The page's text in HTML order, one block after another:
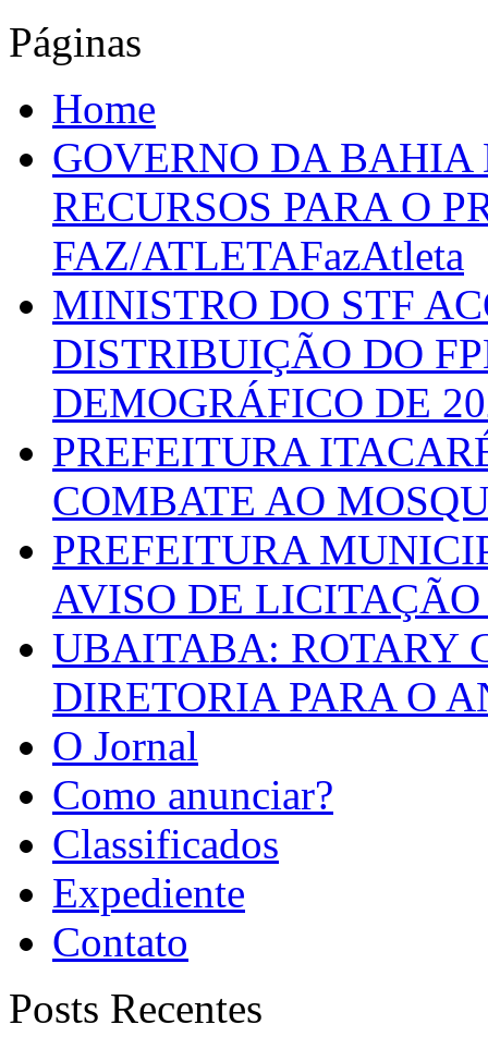
Páginas
Home
GOVERNO DA
RECURSOS PARA O
FAZ/ATLETAFazAtleta
MINISTRO DO STF
DISTRIBUIÇÃO DO
DEMOGRÁFICO DE
PREFEITURA
COMBATE AO
PREFEITURA
AVISO DE LICITAÇÃO
UBAITABA: ROTARY
DIRETORIA PARA O
O Jornal
Como anunciar?
Classificados
Expediente
Contato
Posts Recentes